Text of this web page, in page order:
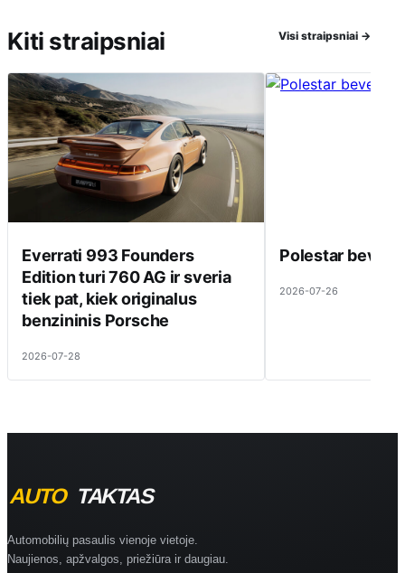
Kiti straipsniai Visi straipsniai →
Everrati 993 Founders
Edition turi 760 AG ir sveria
tiek pat, kiek originalus
benzininis Porsche
2026-07-28
Polestar beveik
2026-07-26
Automobilių pasaulis vienoje vietoje.
Naujienos, apžvalgos, priežiūra ir daugiau.